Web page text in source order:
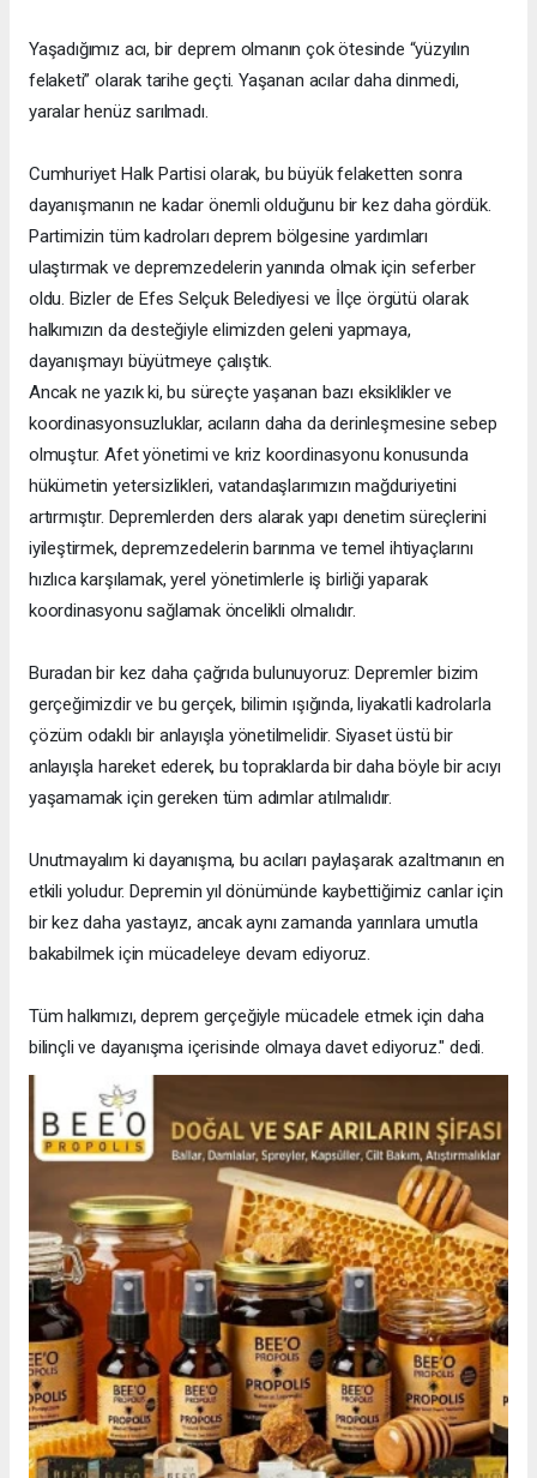
Yaşadığımız acı, bir deprem olmanın çok ötesinde “yüzyılın
felaketi” olarak tarihe geçti. Yaşanan acılar daha dinmedi,
yaralar henüz sarılmadı.
Cumhuriyet Halk Partisi olarak, bu büyük felaketten sonra
dayanışmanın ne kadar önemli olduğunu bir kez daha gördük.
Partimizin tüm kadroları deprem bölgesine yardımları
ulaştırmak ve depremzedelerin yanında olmak için seferber
oldu. Bizler de Efes Selçuk Belediyesi ve İlçe örgütü olarak
halkımızın da desteğiyle elimizden geleni yapmaya,
dayanışmayı büyütmeye çalıştık.
Ancak ne yazık ki, bu süreçte yaşanan bazı eksiklikler ve
koordinasyonsuzluklar, acıların daha da derinleşmesine sebep
olmuştur. Afet yönetimi ve kriz koordinasyonu konusunda
hükümetin yetersizlikleri, vatandaşlarımızın mağduriyetini
artırmıştır. Depremlerden ders alarak yapı denetim süreçlerini
iyileştirmek, depremzedelerin barınma ve temel ihtiyaçlarını
hızlıca karşılamak, yerel yönetimlerle iş birliği yaparak
koordinasyonu sağlamak öncelikli olmalıdır.
Buradan bir kez daha çağrıda bulunuyoruz: Depremler bizim
gerçeğimizdir ve bu gerçek, bilimin ışığında, liyakatli kadrolarla
çözüm odaklı bir anlayışla yönetilmelidir. Siyaset üstü bir
anlayışla hareket ederek, bu topraklarda bir daha böyle bir acıyı
yaşamamak için gereken tüm adımlar atılmalıdır.
Unutmayalım ki dayanışma, bu acıları paylaşarak azaltmanın en
etkili yoludur. Depremin yıl dönümünde kaybettiğimiz canlar için
bir kez daha yastayız, ancak aynı zamanda yarınlara umutla
bakabilmek için mücadeleye devam ediyoruz.
Tüm halkımızı, deprem gerçeğiyle mücadele etmek için daha
bilinçli ve dayanışma içerisinde olmaya davet ediyoruz." dedi.